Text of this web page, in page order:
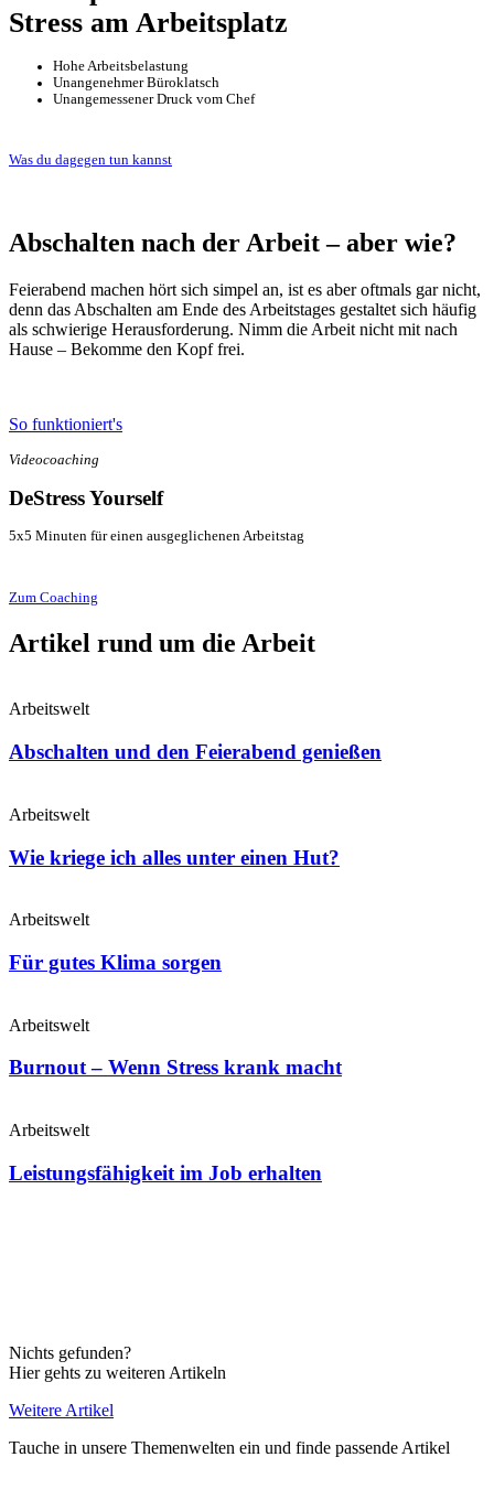
Stress am Arbeitsplatz
Hohe Arbeitsbelastung
Unangenehmer Büroklatsch
Unangemessener Druck vom Chef
Was du dagegen tun kannst
Abschalten nach der Arbeit – aber wie?
Feierabend machen hört sich simpel an, ist es aber oftmals gar nicht,
denn das Abschalten am Ende des Arbeitstages gestaltet sich häufig
als schwierige Herausforderung. Nimm die Arbeit nicht mit nach
Hause – Bekomme den Kopf frei.
So funktioniert's
Videocoaching
DeStress Yourself
5x5 Minuten für einen ausgeglichenen Arbeitstag
Zum Coaching
Artikel rund um die Arbeit
Arbeitswelt
Abschalten und den Feierabend genießen
Arbeitswelt
Wie kriege ich alles unter einen Hut?
Arbeitswelt
Für gutes Klima sorgen
Arbeitswelt
Burnout – Wenn Stress krank macht
Arbeitswelt
Leistungsfähigkeit im Job erhalten
Nichts gefunden?
Hier gehts zu weiteren Artikeln
Weitere Artikel
Tauche in unsere Themenwelten ein und finde passende Artikel